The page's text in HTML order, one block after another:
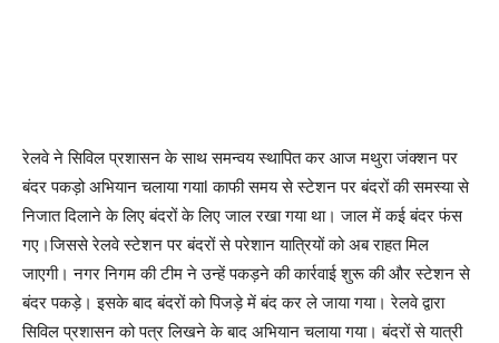
रेलवे ने सिविल प्रशासन के साथ समन्वय स्थापित कर आज मथुरा जंक्शन पर
बंदर पकड़ो अभियान चलाया गयाl काफी समय से स्टेशन पर बंदरों की समस्या से
निजात दिलाने के लिए बंदरों के लिए जाल रखा गया था। जाल में कई बंदर फंस
गए।जिससे रेलवे स्टेशन पर बंदरों से परेशान यात्रियों को अब राहत मिल
जाएगी। नगर निगम की टीम ने उन्हें पकड़ने की कार्रवाई शुरू की और स्टेशन से
बंदर पकड़े। इसके बाद बंदरों को पिजड़े में बंद कर ले जाया गया। रेलवे द्वारा
सिविल प्रशासन को पत्र लिखने के बाद अभियान चलाया गया। बंदरों से यात्री